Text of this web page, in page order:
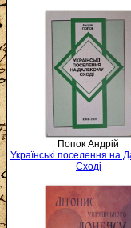
Попок Андрій
Українські поселення на
Сході